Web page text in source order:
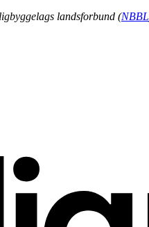
landsforbund (NBBL